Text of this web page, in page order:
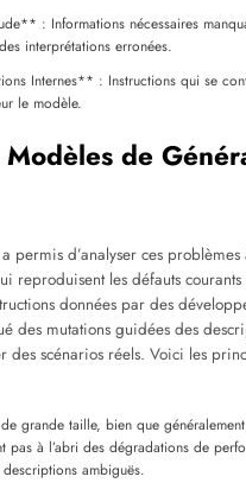
: Informations nécessaires
interprétations erronées.
Internes** : Instructions qui se
le modèle.
de
permis d’analyser ces problèmes
reproduisent les défauts courants
données par des
des mutations guidées des
des scénarios réels. Voici les
grande taille, bien que
pas à l’abri des dégradations de
ambiguës.